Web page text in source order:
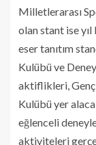
Milletlerarası
olan stant ise
eser tanıtım
Kulübü ve
aktiflikleri,
Kulübü yer
eğlenceli
aktiviteleri